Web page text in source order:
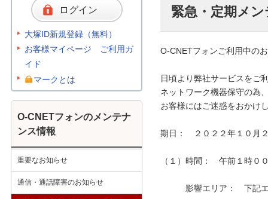
緊急・定期メ
O-CNETフォンご利用中の
日頃より弊社サービスをご
ネットワーク機器保守の為
お客様にはご迷惑をおかけ
期日：　２０２２年１０月
（１）時間：　午前１時０
影響エリア：　下記エ
ログイン
大塚ID新規登録（無料）
お客様マイページ ご利用ガ
イド
マークとは
O-CNETフォンのメンテナ
ンス情報
重要なお知らせ
通信・通話障害のお知らせ